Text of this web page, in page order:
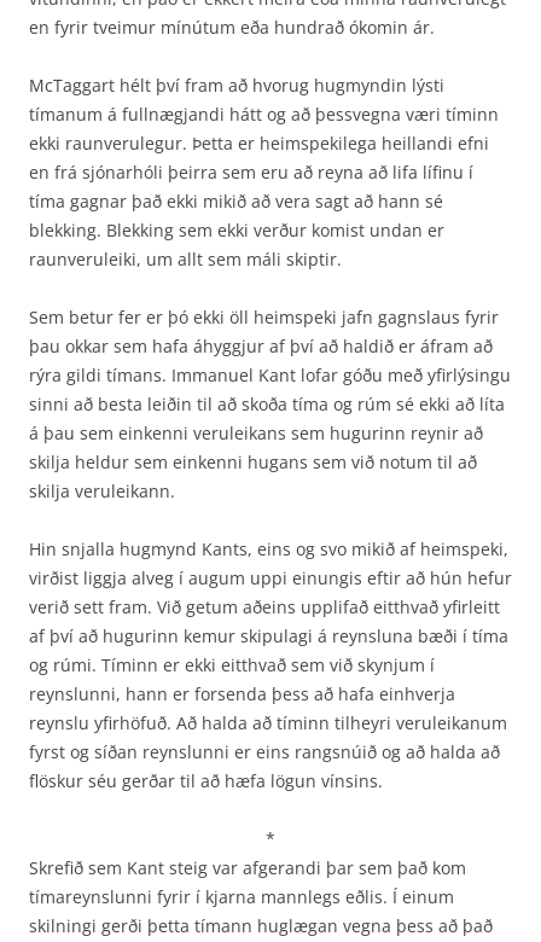
en fyrir tveimur mínútum eða hundrað ókomin ár.
McTaggart hélt því fram að hvorug hugmyndin lýsti
tímanum á fullnægjandi hátt og að þessvegna væri tíminn
ekki raunverulegur. Þetta er heimspekilega heillandi efni
en frá sjónarhóli þeirra sem eru að reyna að lifa lífinu í
tíma gagnar það ekki mikið að vera sagt að hann sé
blekking. Blekking sem ekki verður komist undan er
raunveruleiki, um allt sem máli skiptir.
Sem betur fer er þó ekki öll heimspeki jafn gagnslaus fyrir
þau okkar sem hafa áhyggjur af því að haldið er áfram að
rýra gildi tímans. Immanuel Kant lofar góðu með yfirlýsingu
sinni að besta leiðin til að skoða tíma og rúm sé ekki að líta
á þau sem einkenni veruleikans sem hugurinn reynir að
skilja heldur sem einkenni hugans sem við notum til að
skilja veruleikann.
Hin snjalla hugmynd Kants, eins og svo mikið af heimspeki,
virðist liggja alveg í augum uppi einungis eftir að hún hefur
verið sett fram. Við getum aðeins upplifað eitthvað yfirleitt
af því að hugurinn kemur skipulagi á reynsluna bæði í tíma
og rúmi. Tíminn er ekki eitthvað sem við skynjum í
reynslunni, hann er forsenda þess að hafa einhverja
reynslu yfirhöfuð. Að halda að tíminn tilheyri veruleikanum
fyrst og síðan reynslunni er eins rangsnúið og að halda að
flöskur séu gerðar til að hæfa lögun vínsins.
*
Skrefið sem Kant steig var afgerandi þar sem það kom
tímareynslunni fyrir í kjarna mannlegs eðlis. Í einum
skilningi gerði þetta tímann huglægan vegna þess að það